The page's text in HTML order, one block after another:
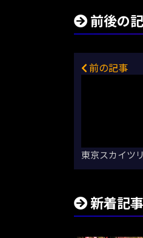
前後の
前の記事
東京スカイツ
新着記事